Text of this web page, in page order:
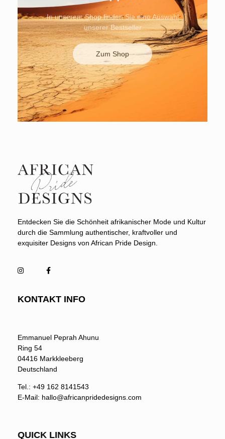
In unserem Shop finden Sie eine Auswahl
unserer Bestseller
Zum Shop
Entdecken Sie die Schönheit afrikanischer Mode und Kultur
durch die Sammlung authentischer, kraftvoller und
exquisiter Designs von African Pride Design.
KONTAKT INFO
Emmanuel Peprah Ahunu
Ring 54
04416 Markkleeberg
Deutschland
Tel.: ‭+49 162 8141543‬
E-Mail: hallo@africanpridedesigns.com
QUICK LINKS